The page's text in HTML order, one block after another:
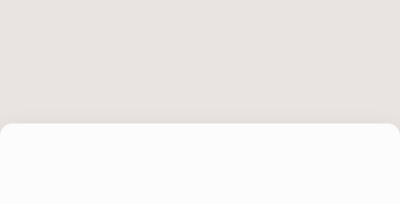
giriş